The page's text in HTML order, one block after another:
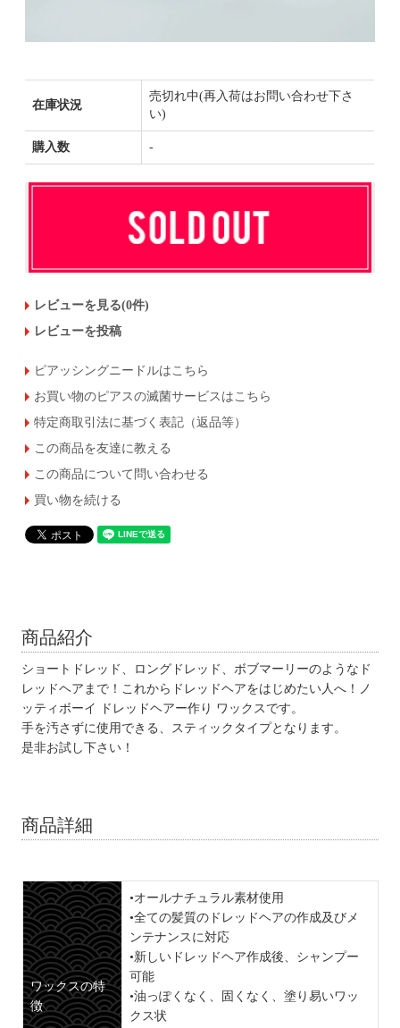
在庫状況
売切れ中(再入荷はお問い合わせ下さ
い)
購入数 -
レビューを見る(0件)
レビューを投稿
ピアッシングニードルはこちら
お買い物のピアスの滅菌サービスはこちら
特定商取引法に基づく表記（返品等）
この商品を友達に教える
この商品について問い合わせる
買い物を続ける
商品紹介
ショートドレッド、ロングドレッド、ボブマーリーのようなド
レッドヘアまで！これからドレッドヘアをはじめたい人へ！ノ
ッティボーイ ドレッドヘアー作り ワックスです。
手を汚さずに使用できる、スティックタイプとなります。
是非お試し下さい！
商品詳細
ワックスの特
徴
•オールナチュラル素材使用
•全ての髪質のドレッドヘアの作成及びメ
ンテナンスに対応
•新しいドレッドヘア作成後、シャンプー
可能
•油っぽくなく、固くなく、塗り易いワッ
クス状